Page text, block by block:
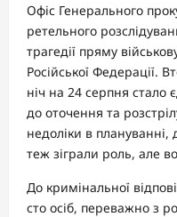
Офіс Генерального
ретельного
трагедії пряму
Російської Федерації.
ніч на 24 серпня
до оточення та
недоліки в
теж зіграли роль, але
До кримінальної
сто осіб, переважно з